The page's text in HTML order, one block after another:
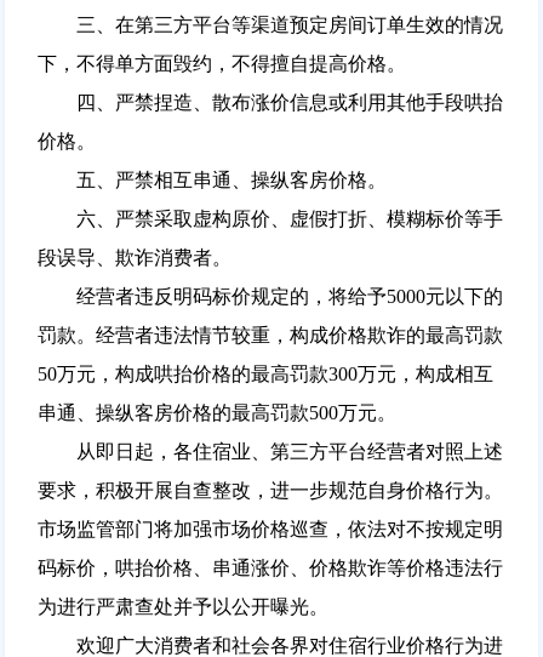
三、在第三方平台等渠道预定房间订单生效的情况
下，不得单方面毁约，不得擅自提高价格。
四、严禁捏造、散布涨价信息或利用其他手段哄抬
价格。
五、严禁相互串通、操纵客房价格。
六、严禁采取虚构原价、虚假打折、模糊标价等手
段误导、欺诈消费者。
经营者违反明码标价规定的，将给予5000元以下的
罚款。经营者违法情节较重，构成价格欺诈的最高罚款
50万元，构成哄抬价格的最高罚款300万元，构成相互
串通、操纵客房价格的最高罚款500万元。
从即日起，各住宿业、第三方平台经营者对照上述
要求，积极开展自查整改，进一步规范自身价格行为。
市场监管部门将加强市场价格巡查，依法对不按规定明
码标价，哄抬价格、串通涨价、价格欺诈等价格违法行
为进行严肃查处并予以公开曝光。
欢迎广大消费者和社会各界对住宿行业价格行为进